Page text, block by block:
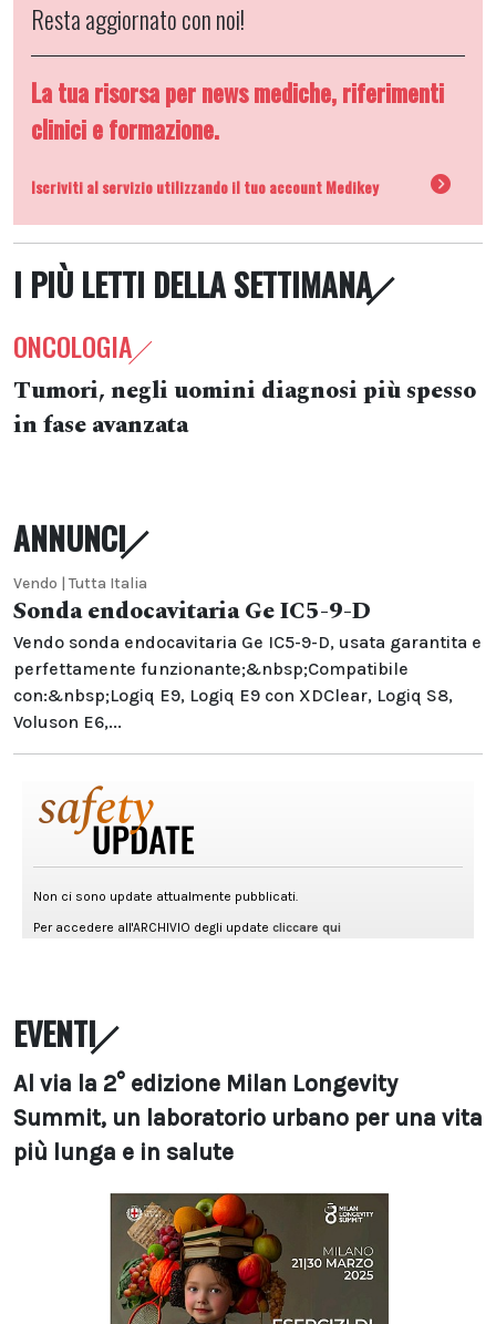
Resta aggiornato con noi!
La tua risorsa per news mediche, riferimenti
clinici e formazione.
Iscriviti al servizio utilizzando il tuo account Medikey
I PIÙ LETTI DELLA SETTIMANA
ONCOLOGIA
Tumori, negli uomini diagnosi più spesso
in fase avanzata
ANNUNCI
Vendo | Tutta Italia
Sonda endocavitaria Ge IC5-9-D
Vendo sonda endocavitaria Ge IC5-9-D, usata garantita e
perfettamente funzionante;&nbsp;Compatibile
con:&nbsp;Logiq E9, Logiq E9 con XDClear, Logiq S8,
Voluson E6,...
EVENTI
Al via la 2° edizione Milan Longevity
Summit, un laboratorio urbano per una vita
più lunga e in salute